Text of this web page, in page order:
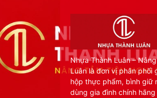
Nhựa Thành Luân –
Luân là đơn vị phân phối
hộp thực phẩm, bình giữ
dùng gia đình chính